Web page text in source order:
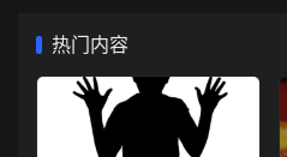
热门内容